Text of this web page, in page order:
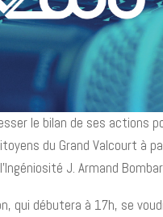
le bilan de ses actions
du Grand Valcourt à
J. Armand
qui débutera à 17h, se